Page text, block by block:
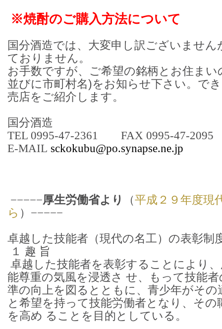
※焼酎のご購入方法について
国分酒造では、大変申し訳ございません
ておりません。
お手数ですが、ご希望の銘柄とお住まい
並びに市町村名)をお知らせ下さい。で
売店をご紹介します。
国分酒造
TEL 0995-47-2361 FAX 0995-47-2095
E-MAIL sckokubu@po.synapse.ne.jp
−−−−−厚生労働省より （平成２９年度現
ら ）−−−−−
卓越した技能者（現代の名工）の表彰制
１ 趣 旨
卓越した技能者を表彰することにより
能尊重の気風を浸透さ せ、もって技能
準の向上を図るとともに、青少年がその
と希望を持って技能労働者となり、その
を高め ることを目的としている。